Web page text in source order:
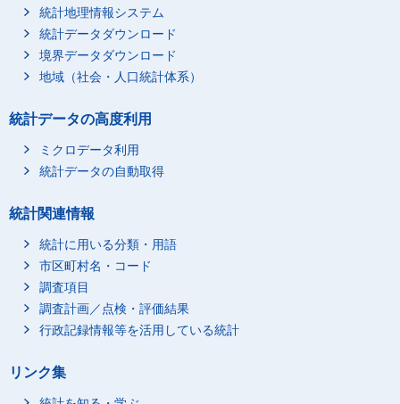
統計地理情報システム
統計データダウンロード
境界データダウンロード
地域（社会・人口統計体系）
統計データの高度利用
ミクロデータ利用
統計データの自動取得
統計関連情報
統計に用いる分類・用語
市区町村名・コード
調査項目
調査計画／点検・評価結果
行政記録情報等を活用している統計
リンク集